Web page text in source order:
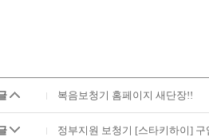
복음보청기 홈페이지 새단장!!
정부지원 보청기 [스타키하이]